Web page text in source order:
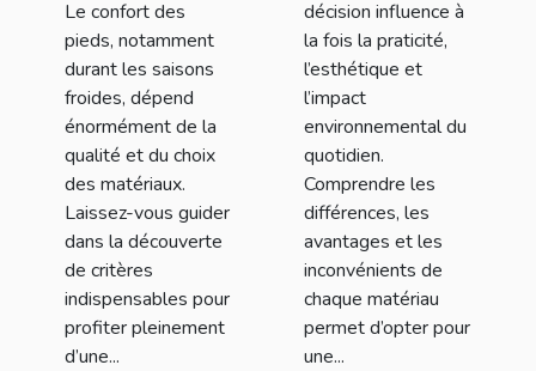
Le confort des
pieds, notamment
durant les saisons
froides, dépend
énormément de la
qualité et du choix
des matériaux.
Laissez-vous guider
dans la découverte
de critères
indispensables pour
profiter pleinement
d’une...
décision influence à
la fois la praticité,
l’esthétique et
l’impact
environnemental du
quotidien.
Comprendre les
différences, les
avantages et les
inconvénients de
chaque matériau
permet d’opter pour
une...